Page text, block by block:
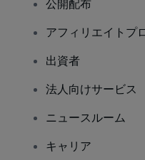
公開配布
アフィリエイトプ
出資者
法人向けサービス
ニュースルーム
キャリア